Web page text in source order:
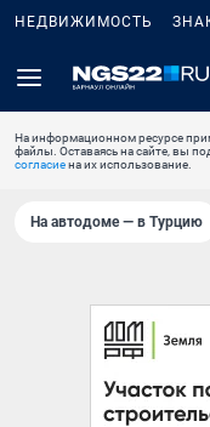
НЕДВИЖИМОСТЬ
На информационном ресурсе
файлы. Оставаясь на сайте, вы
согласиена их использование.
На автодоме — в Турцию